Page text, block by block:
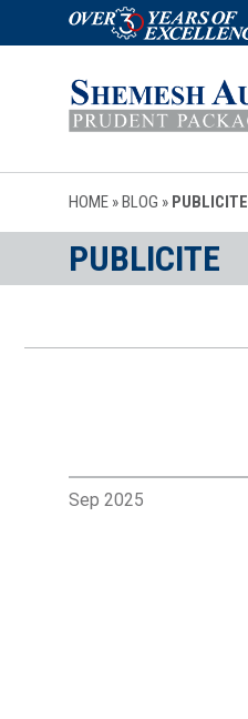
HOME »BLOG » PUBLICITE
PUBLICITE
Sep 2025